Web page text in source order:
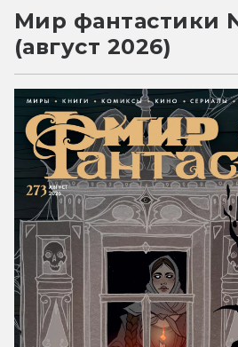
Мир фантастики
(август 2026)